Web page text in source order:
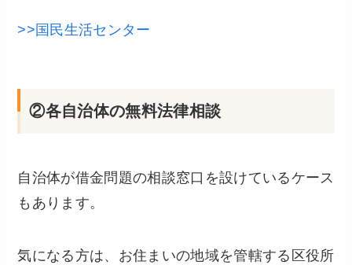
>>国民生活センター
②各自治体の無料法律相談
自治体が借金問題の相談窓口を設けているケース
もあります。
気になる方は、お住まいの地域を管轄する区役所